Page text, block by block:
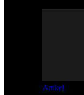
Artikel